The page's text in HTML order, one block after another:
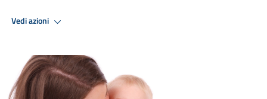
Vedi azioni